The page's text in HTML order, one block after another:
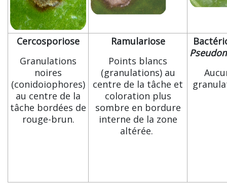
Cercosporiose
Granulations
noires
(conidoiophores)
au centre de la
tâche bordées de
rouge-brun.
Ramulariose
Points blancs
(granulations) au
centre de la tâche et
coloration plus
sombre en bordure
interne de la zone
altérée.